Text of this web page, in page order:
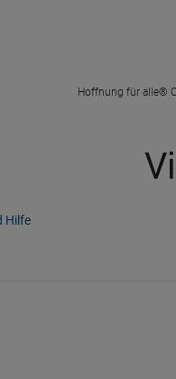
Hoffnung für alle®
Hilfe